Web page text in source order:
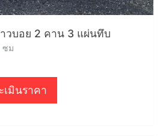
วบอย 2 คาน 3 แผ่นทึบ
ซม
เมินราคา